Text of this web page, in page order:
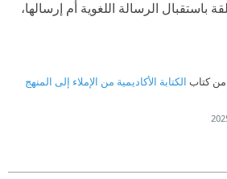
باستقبال الرسالة اللغوية أم إرسالها،
من كتاب الكتابة الأكاديمية من الإملاء إلى المنهج